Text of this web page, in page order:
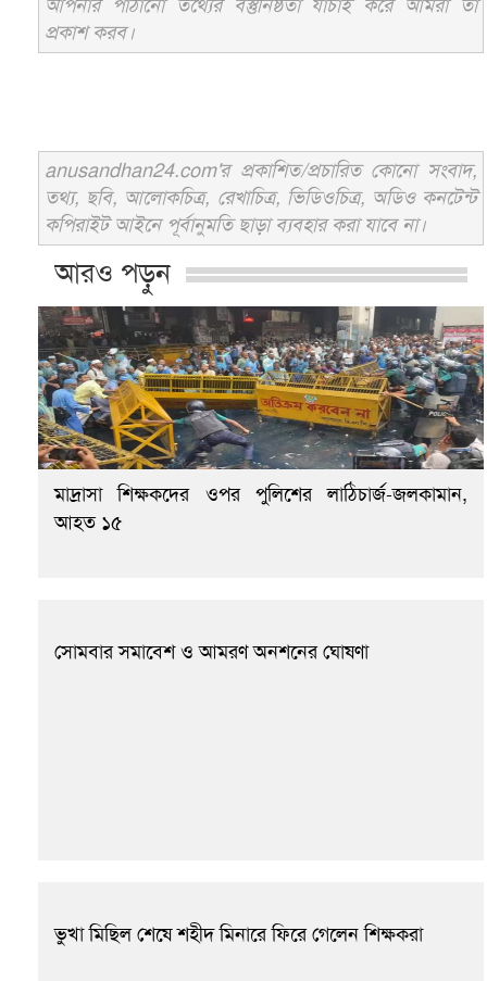
প্রকাশ করব।
anusandhan24.com'র প্রকাশিত/প্রচারিত কোনো সংবাদ,
তথ্য, ছবি, আলোকচিত্র, রেখাচিত্র, ভিডিওচিত্র, অডিও কনটেন্ট
কপিরাইট আইনে পূর্বানুমতি ছাড়া ব্যবহার করা যাবে না।
আরও পড়ুন
মাদ্রাসা শিক্ষকদের ওপর পুলিশের লাঠিচার্জ-জলকামান,
আহত ১৫
সোমবার সমাবেশ ও আমরণ অনশনের ঘোষণা
ভুখা মিছিল শেষে শহীদ মিনারে ফিরে গেলেন শিক্ষকরা